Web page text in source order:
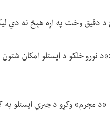
دقیق وخت په اړه هېڅ نه دي
نورو خلکو د ایستلو امکان
«د مجرم» وګړو د جبري ایستلو